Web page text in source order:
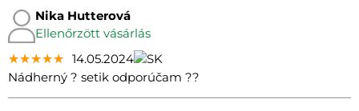
Nika Hutterová
Ellenőrzött vásárlás
★★★★★
★★★★★
★★★★★ 14.05.2024
Nádherný ? setik odporúčam ??